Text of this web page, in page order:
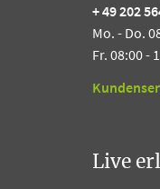
+ 49 202
Mo. - Do.
Fr. 08:00 -
Live